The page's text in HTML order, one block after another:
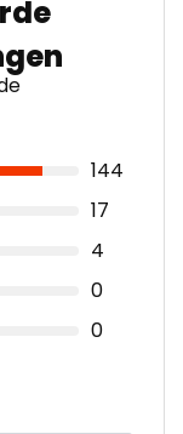
144
17
4
0
0